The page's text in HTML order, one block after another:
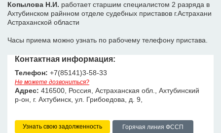
Копылова Н.И. работает старшим специалистом 2 разряда в
Ахтубинском райнном отделе судебных приставов г.Астрахани
Астраханской области
Часы приема можно узнать по рабочему телефону пристава.
Контактная информация:
Телефон: +7(85141)3-58-33
Не можете дозвониться?
Адрес: 416500, Россия, Астраханская обл., Ахтубинский
р-он, г. Ахтубинск, ул. Грибоедова, д. 9,
Узнать свою задолженность Горячая линия ФССП